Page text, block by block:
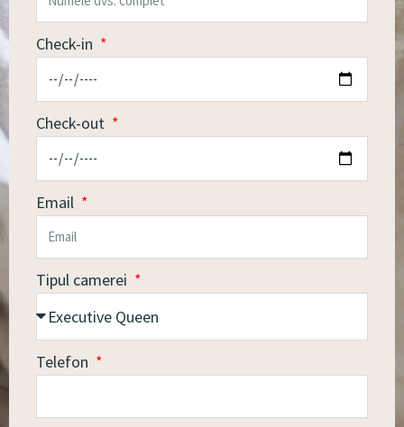
Check-in
Check-out
Email
Tipul camerei
Telefon